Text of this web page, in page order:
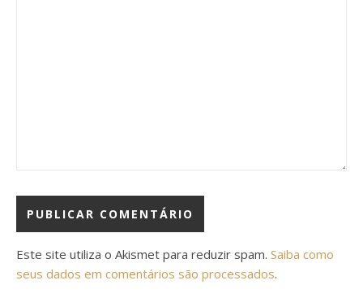
Este site utiliza o Akismet para reduzir spam. Saiba como
seus dados em comentários são processados.